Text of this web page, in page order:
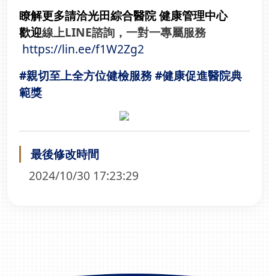
瞭解更多請洽光田綜合醫院 健康管理中心
歡迎線上LINE諮詢，一對一專屬服務
https://lin.ee/f1W2Zg2
#親切至上全方位健檢服務#健康促進醫院典
範獎
最後修改時間
2024/10/30 17:23:29